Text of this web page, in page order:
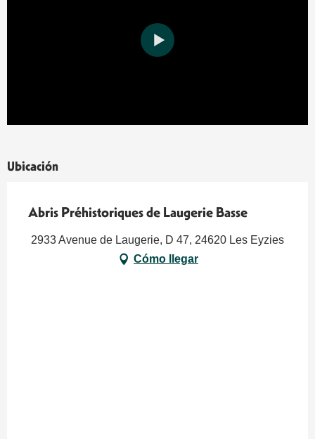
Ubicación
Abris Préhistoriques de Laugerie Basse
2933 Avenue de Laugerie, D 47, 24620 Les Eyzies
Cómo llegar